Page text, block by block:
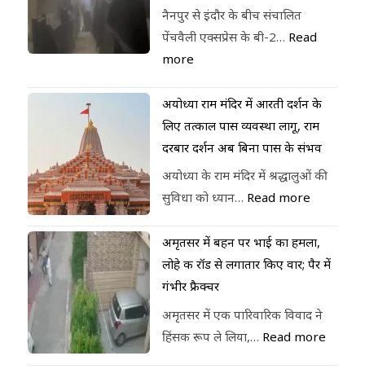
नैनपुर से इंदौर के बीच संचालित
पेंचवैली एक्सप्रेस के बी-2… Read
more
अयोध्या राम मंदिर में आरती दर्शन के
लिए तत्काल पास व्यवस्था लागू, राम
दरबार दर्शन अब बिना पास के संभव
अयोध्या के राम मंदिर में श्रद्धालुओं की
सुविधा को ध्यान… Read more
अमृतसर में बहन पर भाई का हमला,
लोहे की रॉड से लगातार किए वार; पैर में
गंभीर फ्रैक्चर
अमृतसर में एक पारिवारिक विवाद ने
हिंसक रूप ले लिया,… Read more